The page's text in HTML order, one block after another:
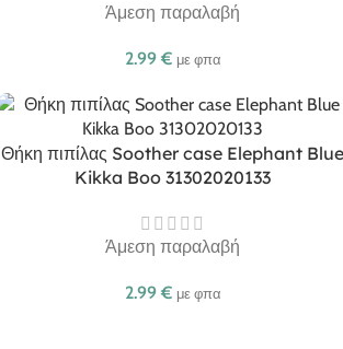
Άμεση παραλαβή
2.99 € με φπα
Θήκη πιπίλας Soother case Elephant Blue
Kikka Boo 31302020133
Άμεση παραλαβή
2.99 € με φπα